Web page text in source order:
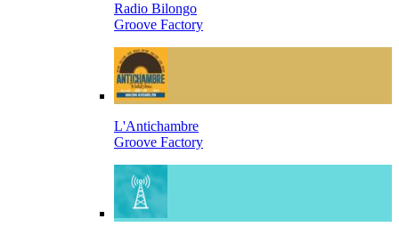
Radio Bilongo
Groove Factory
L'Antichambre
Groove Factory